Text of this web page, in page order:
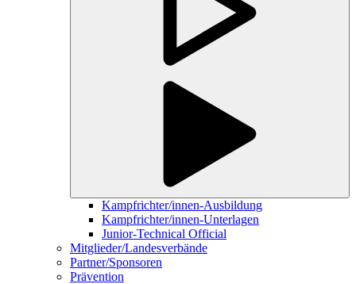
Kampfrichter/innen-Ausbildung
Kampfrichter/innen-Unterlagen
Junior-Technical Official
Mitglieder/Landesverbände
Partner/Sponsoren
Prävention